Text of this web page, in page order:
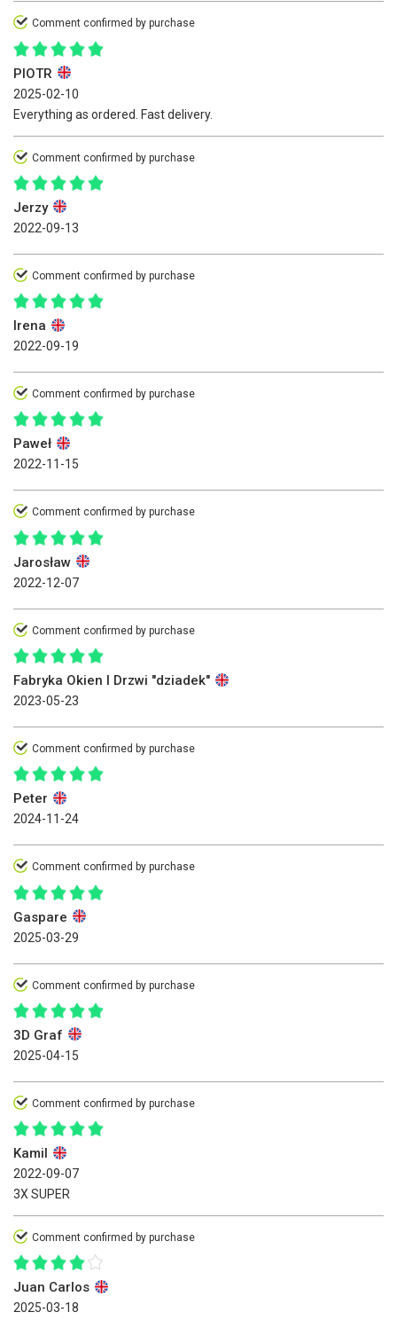
Comment confirmed by purchase
PIOTR
2025-02-10
Everything as ordered. Fast delivery.
Comment confirmed by purchase
Jerzy
2022-09-13
Comment confirmed by purchase
Irena
2022-09-19
Comment confirmed by purchase
Paweł
2022-11-15
Comment confirmed by purchase
Jarosław
2022-12-07
Comment confirmed by purchase
Fabryka Okien I Drzwi "dziadek"
2023-05-23
Comment confirmed by purchase
Peter
2024-11-24
Comment confirmed by purchase
Gaspare
2025-03-29
Comment confirmed by purchase
3D Graf
2025-04-15
Comment confirmed by purchase
Kamil
2022-09-07
3X SUPER
Comment confirmed by purchase
Juan Carlos
2025-03-18